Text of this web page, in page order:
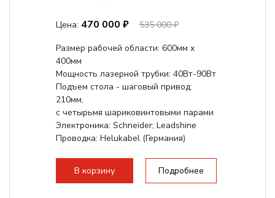
Цена: 470 000 ₽
535 000 ₽
Размер рабочей области: 600мм x
400мм
Мощность лазерной трубки: 40Вт-90Вт
Подъем стола - шаговый привод:
210мм,
с четырьмя шариковинтовыми парами
Электроника: Schneider; Leadshine
Проводка: Helukabel (Германия)
В корзину
Подробнее